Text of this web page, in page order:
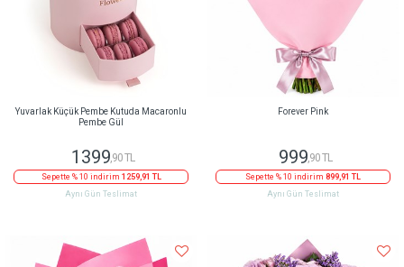
Yuvarlak Küçük Pembe Kutuda Macaronlu
Pembe Gül
1399 ,90 TL
Sepette % 10 indirim 1259,91 TL
Aynı Gün Teslimat
Forever Pink
999,90 TL
Sepette % 10 indirim 899,91 TL
Aynı Gün Teslimat